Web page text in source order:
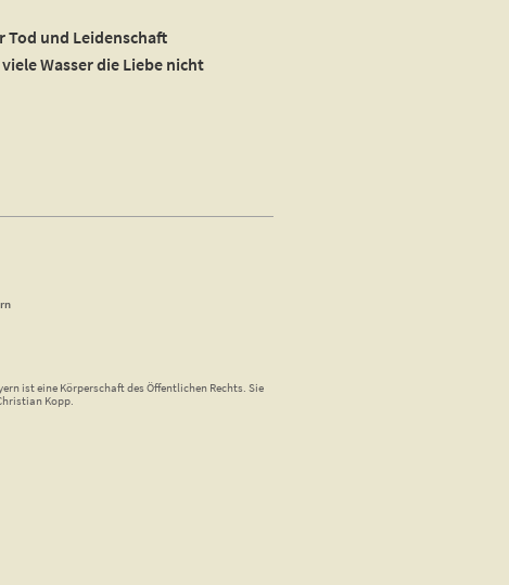
Tod und Leidenschaft
Wasser die Liebe nicht
ist eine Körperschaft des Öffentlichen Rechts. Sie
Kopp.